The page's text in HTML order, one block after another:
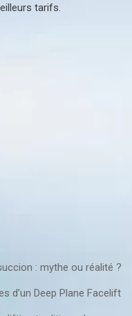
tarifs.
: mythe ou réalité ?
d’un Deep Plane Facelift